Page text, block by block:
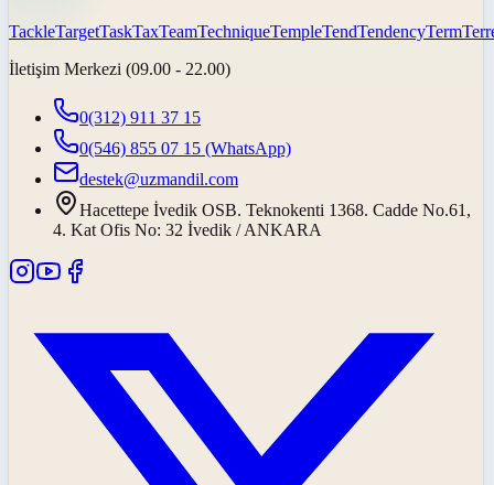
TackleTargetTaskTaxTeamTechniqueTempleTendTendencyTerm
İletişim Merkezi (09.00 - 22.00)
0(312) 911 37 15
0(546) 855 07 15 (WhatsApp)
destek@uzmandil.com
Hacettepe İvedik OSB. Teknokenti 1368. Cadde No.61,
4. Kat Ofis No: 32 İvedik / ANKARA